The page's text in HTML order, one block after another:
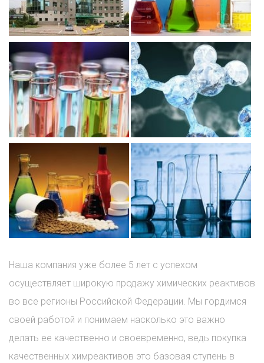
Наша компания уже более 5 лет с успехом
осуществляет широкую продажу химических реактивов
во все регионы Российской Федерации. Мы гордимся
своей работой и понимаем насколько это важно
делать ее качественно и своевременно, ведь покупка
качественных химреактивов это базовая ступень в